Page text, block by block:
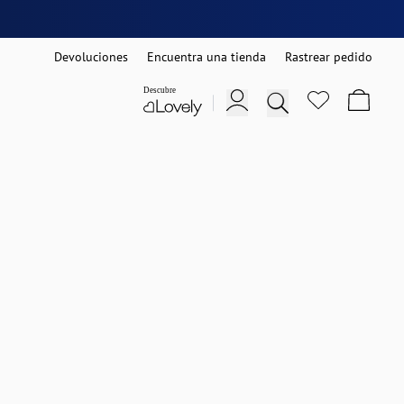
Devoluciones Encuentra una tienda Rastrear pedido